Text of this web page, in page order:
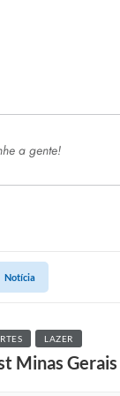
a gente!
Notícia
LAZER
Minas